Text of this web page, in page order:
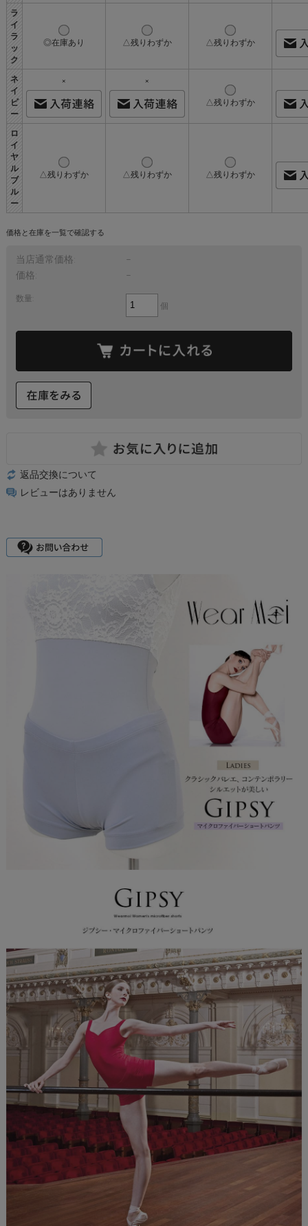
ラ
イ
ラ
ッ
ク
◎在庫あり △残りわずか △残りわずか
ネ
イ
ビ
ー
× ×
△残りわずか
ロ
イ
ヤ
ル
ブ
ル
ー
△残りわずか △残りわずか △残りわずか
価格と在庫を一覧で確認する
当店通常価格:
−
価格:
−
数量:
個
返品交換について
レビューはありません